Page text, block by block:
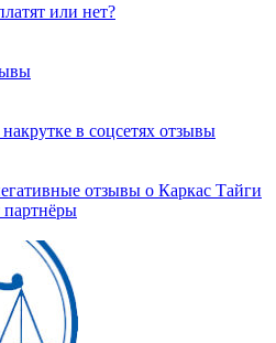
или нет?
в соцсетях отзывы
отзывы о Каркас Тайги
партнёры